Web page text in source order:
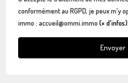
conformément au RGPD, je peux m'y
immo : accueil@ommi.immo(+ d'infos)
Envoyer